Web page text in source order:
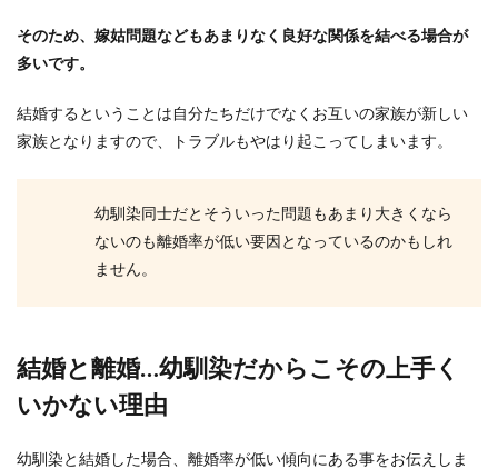
高学歴の女性が結婚できない原因と結
婚するために必要なこと
時代一生懸命勉強し、せっかくいい大学いい企業
そのため、嫁姑問題などもあまりなく良好な関係を結べる場合が
多いです。
結婚するということは自分たちだけでなくお互いの家族が新しい
家族となりますので、トラブルもやはり起こってしまいます。
幼馴染同士だとそういった問題もあまり大きくなら
ないのも離婚率が低い要因となっているのかもしれ
ません。
結婚と離婚…幼馴染だからこその上手く
いかない理由
幼馴染と結婚した場合、離婚率が低い傾向にある事をお伝えしま